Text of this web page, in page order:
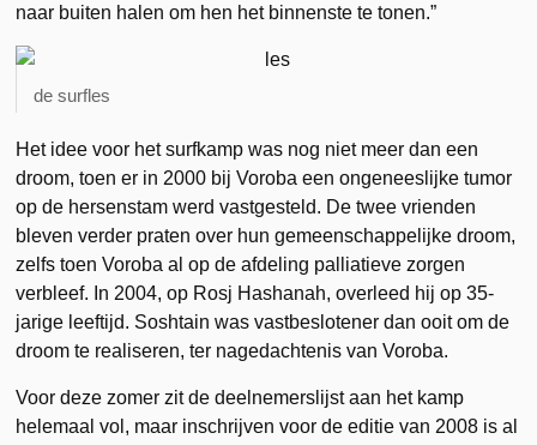
naar buiten halen om hen het binnenste te tonen.”
de surfles
Het idee voor het surfkamp was nog niet meer dan een
droom, toen er in 2000 bij Voroba een ongeneeslijke tumor
op de hersenstam werd vastgesteld. De twee vrienden
bleven verder praten over hun gemeenschappelijke droom,
zelfs toen Voroba al op de afdeling palliatieve zorgen
verbleef. In 2004, op Rosj Hashanah, overleed hij op 35-
jarige leeftijd. Soshtain was vastbeslotener dan ooit om de
droom te realiseren, ter nagedachtenis van Voroba.
Voor deze zomer zit de deelnemerslijst aan het kamp
helemaal vol, maar inschrijven voor de editie van 2008 is al